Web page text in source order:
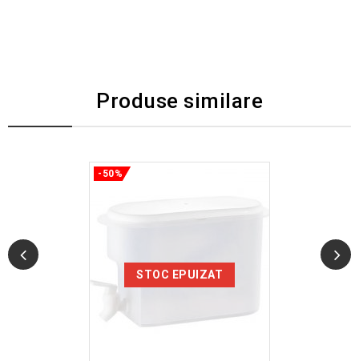
Produse similare
STOC EPUIZAT
-50%